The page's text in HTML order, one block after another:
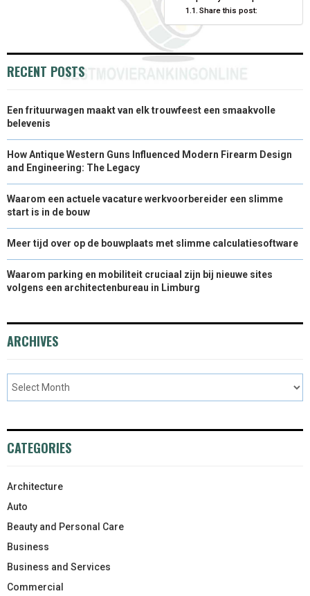
E
R
K
N
E
S
T
N
I
N
N
Share this post:
RECENT POSTS
Een frituurwagen maakt van elk trouwfeest een smaakvolle
belevenis
How Antique Western Guns Influenced Modern Firearm Design
and Engineering: The Legacy
Waarom een actuele vacature werkvoorbereider een slimme
start is in de bouw
Meer tijd over op de bouwplaats met slimme calculatiesoftware
Waarom parking en mobiliteit cruciaal zijn bij nieuwe sites
volgens een architectenbureau in Limburg
ARCHIVES
CATEGORIES
Architecture
Auto
Beauty and Personal Care
Business
Business and Services
Commercial